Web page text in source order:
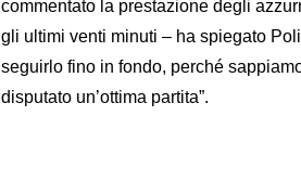
commentato la prestazione degli
gli ultimi venti minuti – ha spiegato
seguirlo fino in fondo, perché
disputato un’ottima partita”.